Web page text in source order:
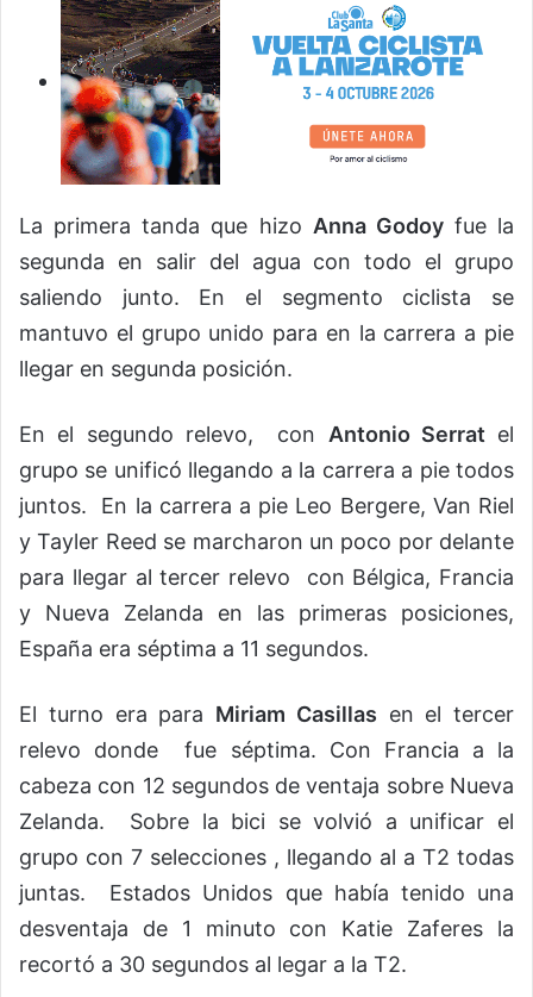
La primera tanda que hizo Anna Godoyfue la
segunda en salir del agua con todo el grupo
saliendo junto. En el segmento ciclista se
mantuvo el grupo unido para en la carrera a pie
llegar en segunda posición.
En el segundo relevo, con Antonio Serratel
grupo se unificó llegando a la carrera a pie todos
juntos. En la carrera a pie Leo Bergere, Van Riel
y Tayler Reed se marcharon un poco por delante
para llegar al tercer relevo con Bélgica, Francia
y Nueva Zelanda en las primeras posiciones,
España era séptima a 11 segundos.
El turno era para Miriam Casillas en el tercer
relevo donde fue séptima. Con Francia a la
cabeza con 12 segundos de ventaja sobre Nueva
Zelanda. Sobre la bici se volvió a unificar el
grupo con 7 selecciones , llegando al a T2 todas
juntas. Estados Unidos que había tenido una
desventaja de 1 minuto con Katie Zaferes la
recortó a 30 segundos al legar a la T2.